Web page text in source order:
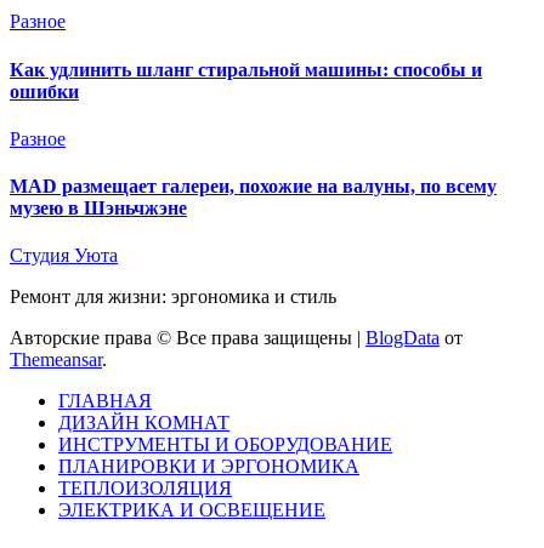
Разное
Как удлинить шланг стиральной машины: способы и
ошибки
Разное
MAD размещает галереи, похожие на валуны, по всему
музею в Шэньчжэне
Студия Уюта
Ремонт для жизни: эргономика и стиль
Авторские права © Все права защищены | BlogData от
Themeansar.
ГЛАВНАЯ
ДИЗАЙН КОМНАТ
ИНСТРУМЕНТЫ И ОБОРУДОВАНИЕ
ПЛАНИРОВКИ И ЭРГОНОМИКА
ТЕПЛОИЗОЛЯЦИЯ
ЭЛЕКТРИКА И ОСВЕЩЕНИЕ